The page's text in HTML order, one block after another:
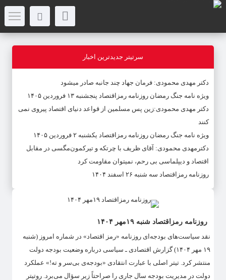
سرتیتر جدیدترین اخبار
دکتر مهدى محمودى: فرمان جهاد چند جانبه صادر میشود
ویژه نامه جنگ رمضان روزنامه رمزاقتصاد پنجشنبه ۱۳ فروردین ۱۴۰۵
دکتر مهدی محمودی:زین پس مسلمین از قواعد دنیاى اقتصاد پیروى نمی
کنند
ویژه نامه جنگ رمضان روزنامه رمزاقتصاد یکشنبه ۲ فروردین ۱۴۰۵
دکترمهدى محمودى: آقای ظریف با چرتکه و تیرکمون‌مگسی در مقابل
اقتصاد و دیپلماسی بی رحم، نمیتوان مقاومت کرد
روزنامه رمزاقتصاد سه شنبه ۲۶ اسفند ۱۴۰۴
روزنامه رمزاقتصاد شنبه ۱۹مهر ۱۴۰۴
نقد سیاست‌های بودجه‌ای روزنامه «رمز اقتصاد» در شماره امروز (شنبه
۱۹ مهر ۱۴۰۴) گزارش اقتصادی ـ سیاسی درباره وضعیت بودجه دولت
منتشر کرد. تیتر اصلی با عبارت انتقادی «بودجه‌ی بی‌سر و ته!» عملکرد
دولت در مدیریت بودجه سال جاری را صراحتاً زیر سؤال می‌برد. روتیتر